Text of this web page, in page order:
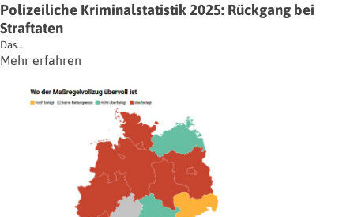
Polizeiliche Kriminalstatistik 2025: Rückgang bei
Straftaten
Das…
Mehr erfahren